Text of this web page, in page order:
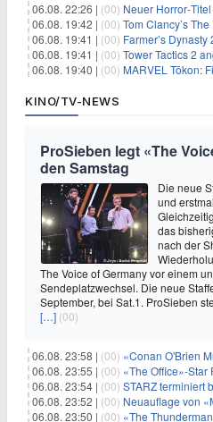
06.08. 22:26 | (00) Neuer
06.08. 19:42 | (00) Tom Clancy’s The
06.08. 19:41 | (00) Farmer’s
06.08. 19:41 | (00) Tower Tactics 2 angekündigt:
06.08. 19:40 | (00) MARVEL Tōkon:
KINO/TV-NEWS
ProSieben legt «The
den Samstag
Die neue
und
das
nach der
The Voice of Germany vor einem
Sendeplatzwechsel. Die neue
September, bei Sat.1. ProSieben
[…] (00)
06.08. 23:58 | (00) «Conan O'Brien Must
06.08. 23:55 | (00) «The Office»-Star Rainn
06.08. 23:54 | (00) STARZ terminiert
06.08. 23:52 | (00) Neuauflage von
06.08. 23:50 | (00) «The